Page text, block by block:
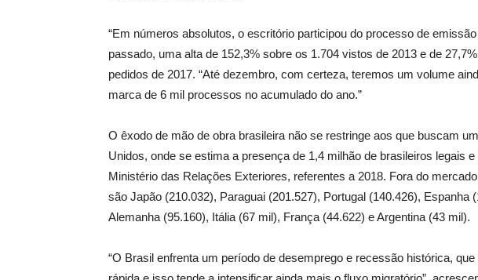
“Em números absolutos, o escritório participou do processo de
passado, uma alta de 152,3% sobre os 1.704 vistos de 2013 e de
pedidos de 2017. “Até dezembro, com certeza, teremos um volume
marca de 6 mil processos no acumulado do ano.”
O êxodo de mão de obra brasileira não se restringe aos que buscam
Unidos, onde se estima a presença de 1,4 milhão de brasileiros legais
Ministério das Relações Exteriores, referentes a 2018. Fora do
são Japão (210.032), Paraguai (201.527), Portugal (140.426), Espanha
Alemanha (95.160), Itália (67 mil), França (44.622) e Argentina (43 mil).
“O Brasil enfrenta um período de desemprego e recessão histórica,